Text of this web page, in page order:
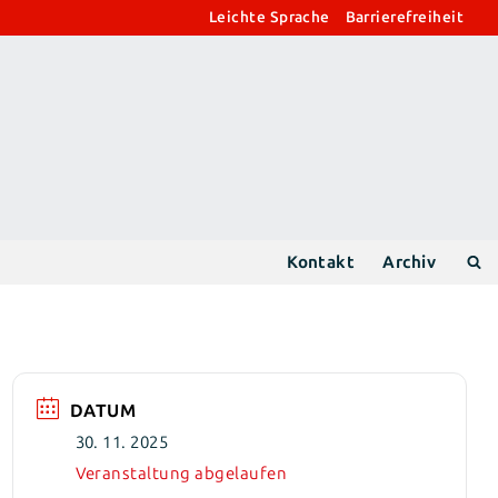
Leichte Sprache Barrierefreiheit
Kontakt Archiv
DATUM
30. 11. 2025
Veranstaltung abgelaufen